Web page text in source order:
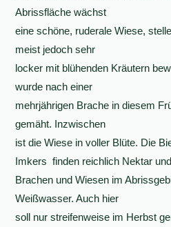
Abrissfläche wächst
eine schöne, ruderale Wiese,
meist jedoch sehr
locker mit blühenden Kräutern
wurde nach einer
mehrjährigen Brache in diesem
gemäht. Inzwischen
ist die Wiese in voller Blüte. Die
Imkers finden reichlich Nektar
Brachen und Wiesen im
Weißwasser. Auch hier
soll nur streifenweise im Herbst